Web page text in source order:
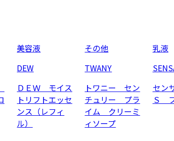
美容液
DEW
ＤＥＷ モイス
トリフトエッセ
ンス（レフィ
ル）
その他
TWANY
トワニー セン
チュリー プラ
イム クリーミ
ィソープ
乳液
セン
Ｓ